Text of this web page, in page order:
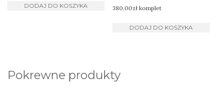
DODAJ DO KOSZYKA 380.00zł komplet
DODAJ DO KOSZYKA
Pokrewne produkty